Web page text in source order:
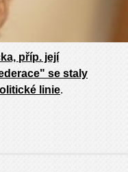
příp. její
se staly
linie.